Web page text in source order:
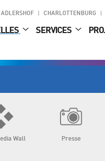
ADLERSHOF CHARLOTTENBURG
SERVICES
Wall Presse